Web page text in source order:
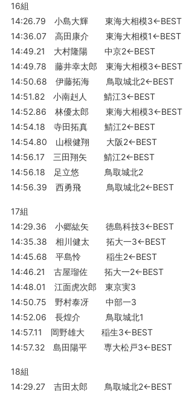
16組
14:26.79 小島大輝 東海大相模3←BEST
14:36.07 高田康介 東海大相模1←BEST
14:49.21 大村隆陽 中京2←BEST
14:49.78 藤井幸太郎 東海大相模3←BEST
14:50.68 伊藤拓海 鳥取城北2←BEST
14:51.82 小南赳人 鯖江3←BEST
14:52.86 林優太郎 東海大相模3←BEST
14:54.18 寺田拓真 鯖江2←BEST
14:54.80 山根健翔 大阪2←BEST
14:56.17 三田翔矢 鯖江2←BEST
14:56.18 足立悠 鳥取城北2
14:56.39 西勇飛 鳥取城北2←BEST
17組
14:29.36 小郷紘矢 徳島科技3←BEST
14:35.38 相川健太 拓大一3←BEST
14:45.68 平島怜 稲生2←BEST
14:46.21 古屋瑠佐 拓大一2←BEST
14:48.01 江面虎次郎 東京実3
14:50.75 野村泰冴 中部一3
14:52.06 長煌介 鳥取城北1
14:57.11 岡野雄大 稲生3←BEST
14:57.32 島田陽平 専大松戸3←BEST
18組
14:29.27 吉田太郎 鳥取城北2←BEST